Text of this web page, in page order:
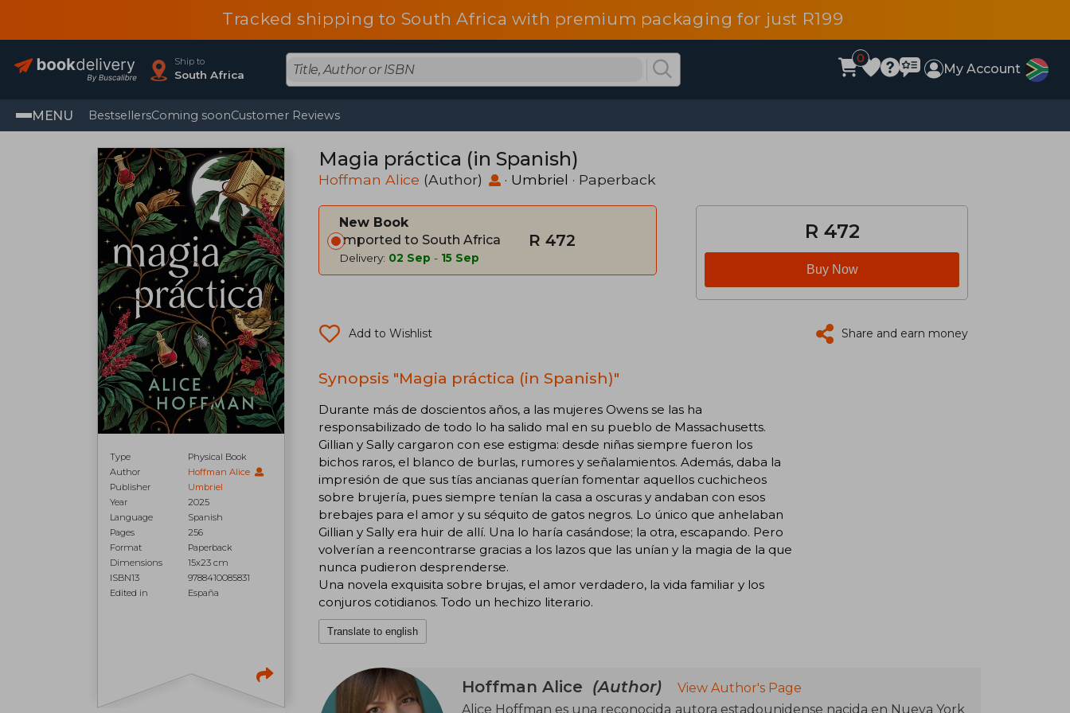
Tracked shipping to South Africa with premium packaging for just R199
Ship to
South Africa
0
My Account
MENU BestsellersComing soonCustomer Reviews
Type
Physical Book
Author
Hoffman Alice
Publisher
Umbriel
Year
2025
Language
Spanish
Pages
256
Format
Paperback
Dimensions
15x23 cm
ISBN13
9788410085831
Edited in
España
Magia práctica (in Spanish)
Hoffman Alice (Author) · Umbriel · Paperback
New Book
Imported to South Africa
Delivery: 02 Sep - 15 Sep
R 472 R 472
Buy Now
Add to Wishlist Share and earn money
Synopsis "Magia práctica (in Spanish)"
Durante más de doscientos años, a las mujeres Owens se las ha
responsabilizado de todo lo ha salido mal en su pueblo de Massachusetts.
Gillian y Sally cargaron con ese estigma: desde niñas siempre fueron los
bichos raros, el blanco de burlas, rumores y señalamientos. Además, daba la
impresión de que sus tías ancianas querían fomentar aquellos cuchicheos
sobre brujería, pues siempre tenían la casa a oscuras y andaban con esos
brebajes para el amor y su séquito de gatos negros. Lo único que anhelaban
Gillian y Sally era huir de allí. Una lo haría casándose; la otra, escapando. Pero
volverían a reencontrarse gracias a los lazos que las unían y la magia de la que
nunca pudieron desprenderse.
Una novela exquisita sobre brujas, el amor verdadero, la vida familiar y los
conjuros cotidianos. Todo un hechizo literario.
Translate to english
Hoffman Alice (Author)
View Author's Page
Alice Hoffman es una reconocida autora estadounidense nacida en Nueva York